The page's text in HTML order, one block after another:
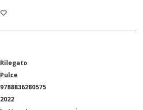
Rilegato
Pulce
9788836280575
2022